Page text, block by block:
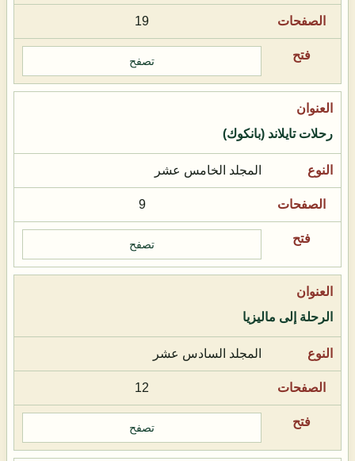
19
تصفح
رحلات تايلاند (بانكوك)
المجلد الخامس عشر
9
تصفح
الرحلة إلى ماليزيا
المجلد السادس عشر
12
تصفح